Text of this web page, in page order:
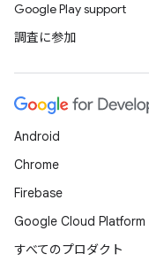
Google Play support
調査に参加
Android
Chrome
Firebase
Google Cloud Platform
すべてのプロダクト